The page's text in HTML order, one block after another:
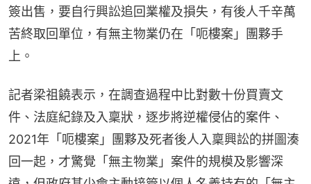
簽出售，要自行興訟追回業權及損失，有後人千辛萬
苦終取回單位，有無主物業仍在「呃樓案」團夥手
上。
記者梁祖饒表示，在調查過程中比對數十份買賣文
件、法庭紀錄及入稟狀，逐步將逆權侵佔的案件、
2021年「呃樓案」團夥及死者後人入稟興訟的拼圖湊
回一起，才驚覺「無主物業」案件的規模及影響深